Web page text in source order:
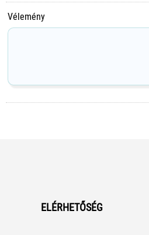
Vélemény
ELÉRHETŐSÉG